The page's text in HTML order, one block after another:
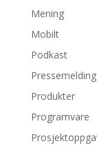
Mening
Mobilt
Podkast
Pressemelding
Produkter
Programvare